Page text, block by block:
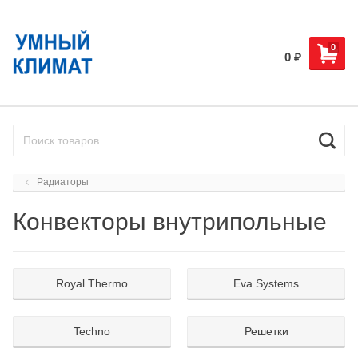
0
0 ₽
Радиаторы
Конвекторы внутрипольные
Royal Thermo Eva Systems
Techno Решетки